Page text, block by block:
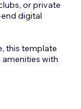
or private
digital
this template
with